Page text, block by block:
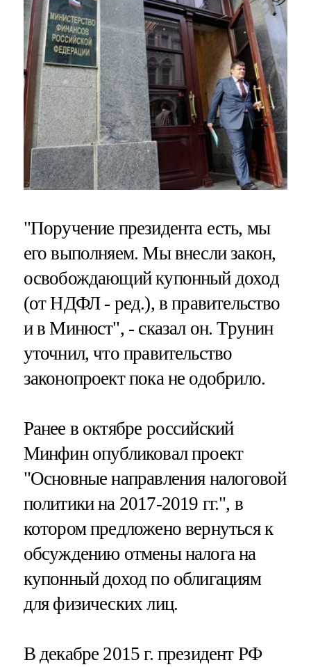
"Поручение президента есть, мы
его выполняем. Мы внесли закон,
освобождающий купонный доход
(от НДФЛ - ред.), в правительство
и в Минюст", - сказал он. Трунин
уточнил, что правительство
законопроект пока не одобрило.
Ранее в октябре российский
Минфин опубликовал проект
"Основные направления налоговой
политики на 2017-2019 гг.", в
котором предложено вернуться к
обсуждению отмены налога на
купонный доход по облигациям
для физических лиц.
В декабре 2015 г. президент РФ